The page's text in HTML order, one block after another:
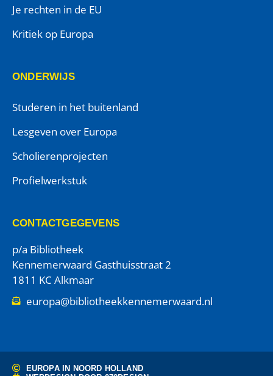
Je rechten in de EU
Kritiek op Europa
ONDERWIJS
Studeren in het buitenland
Lesgeven over Europa
Scholierenprojecten
Profielwerkstuk
CONTACTGEGEVENS
p/a Bibliotheek
Kennemerwaard Gasthuisstraat 2
1811 KC Alkmaar
europa@bibliotheekkennemerwaard.nl
EUROPA IN NOORD HOLLAND